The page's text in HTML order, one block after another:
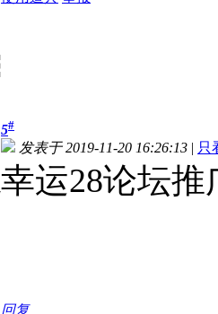
5#
发表于 2019-11-20 16:26:13 | 只
幸运28论坛推
回复